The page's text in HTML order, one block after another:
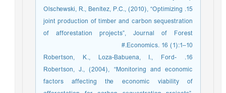
15. Olschewski, R., Benítez, P.C., (2010), “Optimizing
joint production of timber and carbon sequestration
of afforestation projects”, Journal of Forest
Economics. 16 (1):1–10.#
16. Robertson, K., Loza-Babuena, I., Ford-
Robertson, J., (2004), “Monitoring and economic
factors affecting the economic viability of